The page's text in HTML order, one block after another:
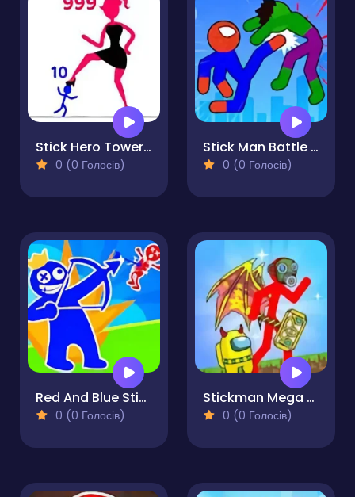
Stick Hero Tower Defense
0 (0 Голосів)
Stick Man Battle Fighting
0 (0 Голосів)
Red And Blue Stickman Spy Puzzles
0 (0 Голосів)
Stickman Mega Boss Battles!
0 (0 Голосів)